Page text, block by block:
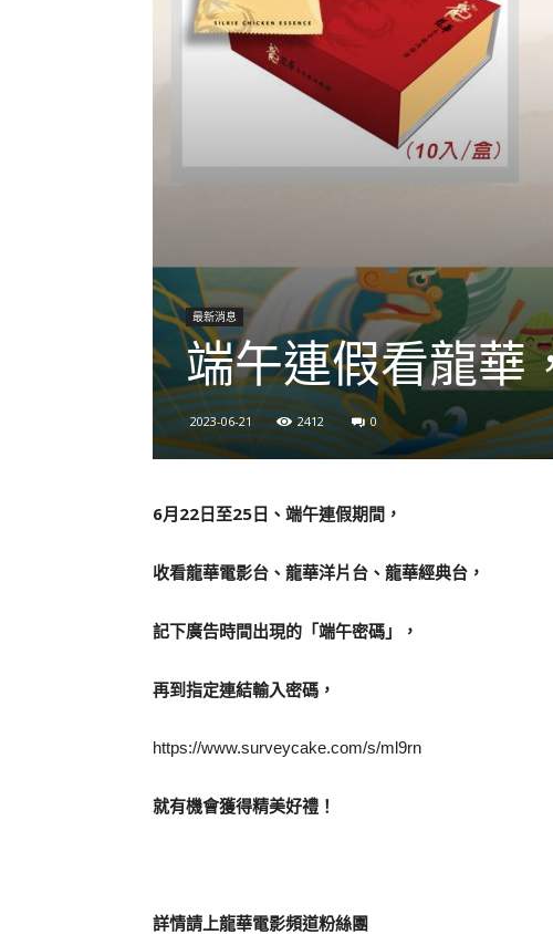
最新消息
端午連假看龍華
2023-06-21 2412 0
6月22日至25日、端午連假期間，
收看龍華電影台、龍華洋片台、龍華經典台，
記下廣告時間出現的「端午密碼」，
再到指定連結輸入密碼，
https://www.surveycake.com/s/ml9rn
就有機會獲得精美好禮！
詳情請上龍華電影頻道粉絲團